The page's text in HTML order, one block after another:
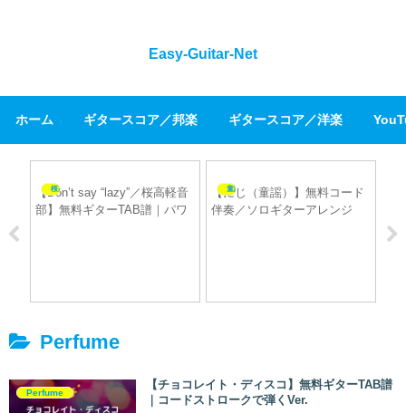
Easy-Guitar-Net
ホーム ギタースコア／邦楽 ギタースコア／洋楽
桜高軽音部
【Don’t say “lazy”／桜高軽音
部】無料ギターTAB譜｜パワ
童謡・民謡
【にじ（童謡）】無料コード
伴奏／ソロギターアレンジ
譜
Perfume
Perfume
【チョコレイト・ディスコ】無料ギターTAB譜
｜コードストロークで弾くVer.